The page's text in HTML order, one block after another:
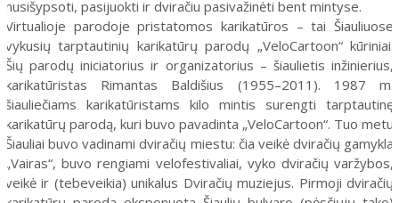
1991 m. sausio mėn. išleisti spaudos numeriai, plakatai
1991 m. sausio mėn. šiauliečių perdurti sovietiniai
dokumentai
Tarptautinio muziejininkų solidarumo ženklai
Šiaulių savanorių dokumentacija
Virtuali paroda „Pasivaikščiojimai laiku: kalnai ir kalvos
Šiauliuose“
Salduvės piliakalnis
nusišypsoti, pasijuokti ir dviračiu pasivažinėti bent mintyse.
Virtualioje parodoje pristatomos karikatūros – tai Šiauliuose
vykusių tarptautinių karikatūrų parodų „VeloCartoon“ kūriniai.
Šių parodų iniciatorius ir organizatorius – šiaulietis inžinierius,
karikatūristas Rimantas Baldišius (1955–2011). 1987 m.
šiauliečiams karikatūristams kilo mintis surengti tarptautinę
karikatūrų parodą, kuri buvo pavadinta „VeloCartoon“. Tuo metu
Šiauliai buvo vadinami dviračių miestu: čia veikė dviračių gamykla
„Vairas“, buvo rengiami velofestivaliai, vyko dviračių varžybos,
veikė ir (tebeveikia) unikalus Dviračių muziejus. Pirmoji dviračių